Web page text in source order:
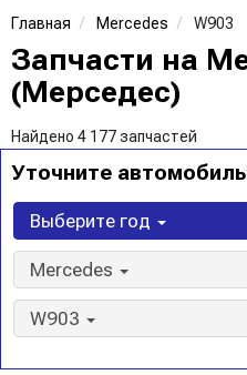
Главная Mercedes W903
Запчасти на
(Мерседес)
Найдено 4 177 запчастей
Уточните
Выберите год
Mercedes
W903